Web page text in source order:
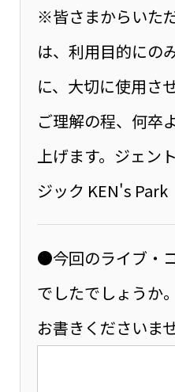
※皆さまからいた
は、利用目的にの
に、大切に使用さ
ご理解の程、何卒
上げます。ジェン
ジック KEN's Park
●今回のライブ・
でしたでしょうか
お書きくださいませ